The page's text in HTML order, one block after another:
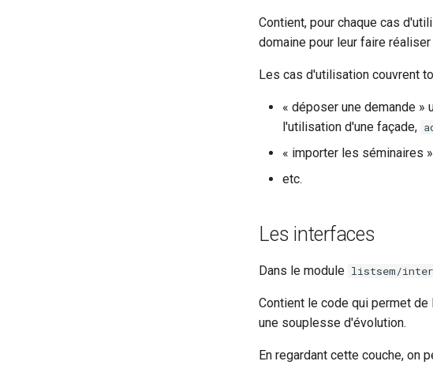
Contient, pour chaque cas
domaine pour leur faire
Les cas d'utilisation couvrent
« déposer une demande »
l'utilisation d'une façade,
« importer les séminaires
etc.
Les interfaces
Dans le module listsem/
Contient le code qui permet
une souplesse d'évolution.
En regardant cette couche, on